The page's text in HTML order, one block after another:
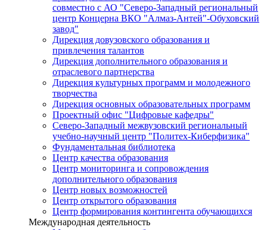
совместно с АО "Северо-Западный региональный
центр Концерна ВКО "Алмаз-Антей"-Обуховский
завод"
Дирекция довузовского образования и
привлечения талантов
Дирекция дополнительного образования и
отраслевого партнерства
Дирекция культурных программ и молодежного
творчества
Дирекция основных образовательных программ
Проектный офис "Цифровые кафедры"
Северо-Западный межвузовский региональный
учебно-научный центр "Политех-Киберфизика"
Фундаментальная библиотека
Центр качества образования
Центр мониторинга и сопровождения
дополнительного образования
Центр новых возможностей
Центр открытого образования
Центр формирования контингента обучающихся
Международная деятельность